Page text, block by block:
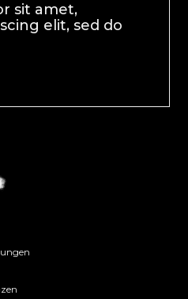
sit amet,
elit, sed do